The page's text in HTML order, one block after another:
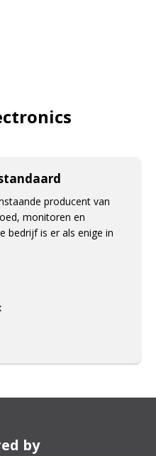
producent van
monitoren en
bedrijf is er als enige in
by